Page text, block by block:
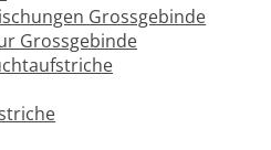
Grossgebinde
Grossgebinde